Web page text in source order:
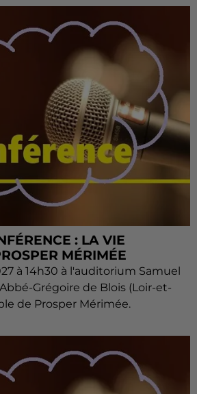
: LA VIE
MÉRIMÉE
à 14h30 à l'auditorium Samuel
Grégoire de Blois (Loir-et-
de Prosper Mérimée.